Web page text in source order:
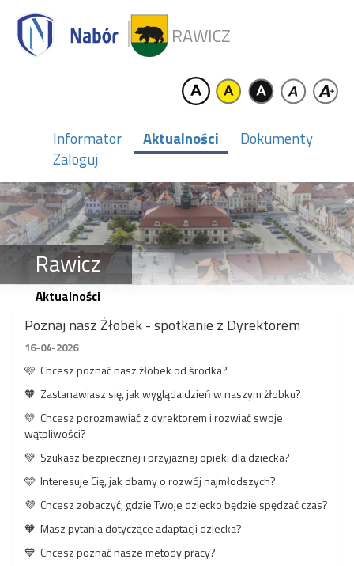
RAWICZ
Informator Aktualności
Dokumenty
Zaloguj
Rawicz
Aktualności
Poznaj nasz Żłobek - spotkanie z Dyrektorem
16-04-2026
🩷 Chcesz poznać nasz żłobek od środka?
🧡 Zastanawiasz się, jak wygląda dzień w naszym żłobku?
💛 Chcesz porozmawiać z dyrektorem i rozwiać swoje
wątpliwości?
💚 Szukasz bezpiecznej i przyjaznej opieki dla dziecka?
🩵 Interesuje Cię, jak dbamy o rozwój najmłodszych?
💜 Chcesz zobaczyć, gdzie Twoje dziecko będzie spędzać czas?
🧡 Masz pytania dotyczące adaptacji dziecka?
💙 Chcesz poznać nasze metody pracy?